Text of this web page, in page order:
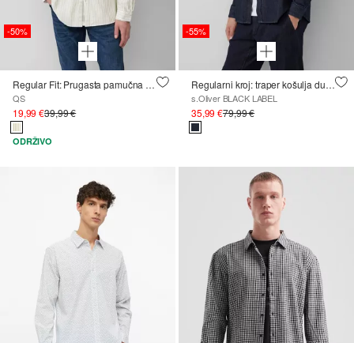
-50%
Regular Fit: Prugasta pamučna košulja s podignutim ovratnikom
QS
19,99 €39,99 €
ODRŽIVO
-55%
Regularni kroj: traper košulja dugih rukava s Kent ovratnikom
s.Oliver BLACK LABEL
35,99 €79,99 €